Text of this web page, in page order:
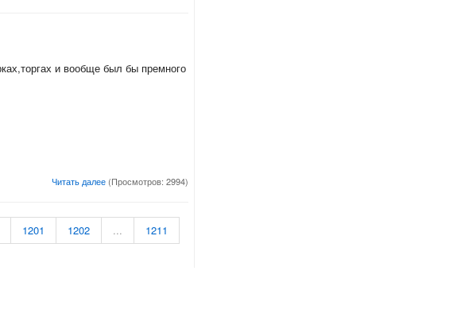
и вообще был бы премного
Читать далее (Просмотров: 2994)
1201 1202 ...
1211